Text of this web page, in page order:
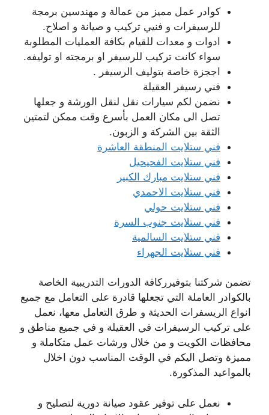
كوادر عمل مميز من عمالة و مهندسين برمجة
للرسيفرات و فنيي تركيب و صيانة و اصلاح.
ادوات و معدات للقيام بكافة العمليات المطلوبة
سواء كانت تركيب للرسيفر او برمجته او توليفه.
اججزة خاصة بتوليف الرسيفر .
فني رسيفر العقيلة
نضمن لكم سيارات نقل لنقل الورشة و جعلها
تصل الى مكان العمل بأسرع وقت ممكن لتمتين
الثقة بين الشركة و الزبون.
فني ستلايت المنطقة العاشرة
فني ستلايت الفحيحيل
فني ستلايت مبارك الكبير
فني ستلايت الاحمدي
فني ستلايت حولي
فني ستلايت جنوب السرة
فني ستلايت السالمية
فني ستلايت الجهراء
تضمن شركتنا بتوفيرركافة الدورات التدريبية الخاصة
بالكوادر العاملة التي تجعلها قادرة على التعامل مع جميع
انواع الريسفرات الحديثة و طرق التعامل معها، نعمل
على تركيب الرسيفرات في العقيلة و في جميع مناطق و
محافظات الكويت و من خلال ورشات عمل متكاملة و
مميزة وتصل اليكم في الوقت المناسب دون اخلال
بالمواعيد المذكورة.
نعمل على توفير عقود صيانة دورية لتصليح و